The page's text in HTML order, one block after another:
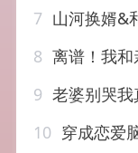
7 山河换婿&和
8 离谱！我和亲哥穿越
9 老婆别哭我
10 穿成恋爱